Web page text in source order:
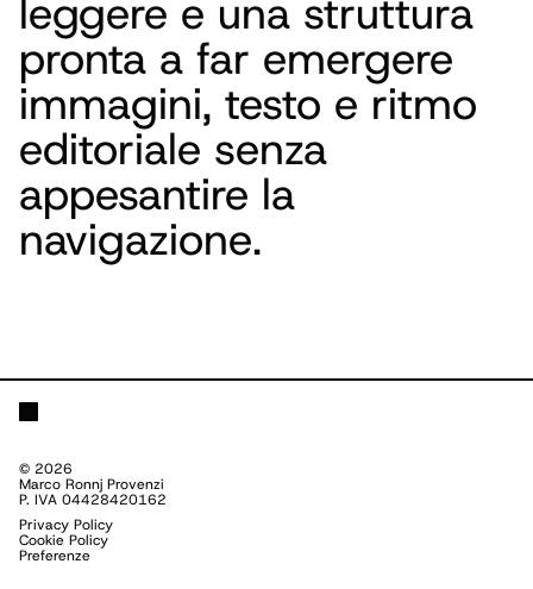
leggere e una struttura
pronta a far emergere
immagini, testo e ritmo
editoriale senza
appesantire la
navigazione.
© 2026
Marco Ronnj Provenzi
P. IVA 04428420162
Privacy Policy
Cookie Policy
Preferenze